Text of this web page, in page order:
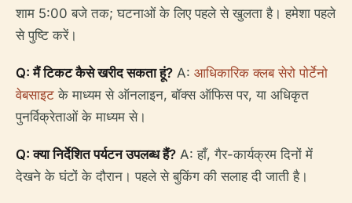
शाम 5:00 बजे तक; घटनाओं के लिए पहले से खुलता है। हमेशा पहले
से पुष्टि करें।
Q: मैं टिकट कैसे खरीद सकता हूं? A: आधिकारिक क्लब सेरो पोर्टेनो
वेबसाइट के माध्यम से ऑनलाइन, बॉक्स ऑफिस पर, या अधिकृत
पुनर्विक्रेताओं के माध्यम से।
Q: क्या निर्देशित पर्यटन उपलब्ध हैं? A: हाँ, गैर-कार्यक्रम दिनों में
देखने के घंटों के दौरान। पहले से बुकिंग की सलाह दी जाती है।